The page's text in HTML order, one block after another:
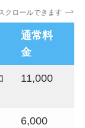
スクロールできます
通常料
金
11,000
6,000